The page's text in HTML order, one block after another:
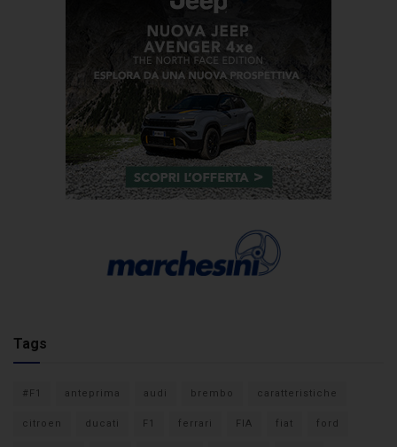
Tags
#F1 anteprima audi brembo caratteristiche
citroen ducati F1 ferrari FIA fiat ford